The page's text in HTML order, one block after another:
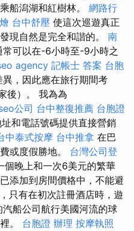
船潟湖和紅樹林。 網路行
台中舒壓 使這次巡遊真正
現自然是完全和諧的。 南
常可以在-6小時至-9小時之
agency 記帳士 答案 台胞
，因此應在旅行期間考
後）。 我為為
公司 台中整復推薦 台胞證
和電話號碼提供直接營銷
中泰式按摩 台中推拿 在巴
或度假勝地。 台灣公司登
個晚上和一次6美元的繁華
添加到房間價格中，不能避
只有在初次註冊酒店時，遊
船公司航行美國河流的球
。 台胞證 辦理 按摩執照